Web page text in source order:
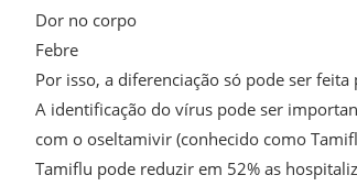
Dor no corpo
Febre
Por isso, a diferenciação só pode ser
A identificação do vírus pode ser
com o oseltamivir (conhecido como
Tamiflu pode reduzir em 52% as